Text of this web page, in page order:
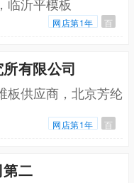
网店第1年 百
有限公司
板供应商，北京芳纶
网店第1年 百
二